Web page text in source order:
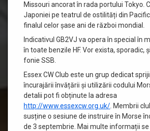
Missouri ancorat în rada portului Tokyo.
Japoniei pe teatrul de ostilități din
finalul celor șase ani de război mondial.
Indicativul GB2VJ va opera în special în
în toate benzile HF. Vor exista, sporadic,
fonie SSB.
Essex CW Club este un grup dedicat
încurajării învățării și utilizării codului
detalii pot fi obținute la adresa
http://www.essexcw.org.uk/ . Membrii
susține o sesiune de instruire în Morse
de 3 septembrie. Mai multe informații